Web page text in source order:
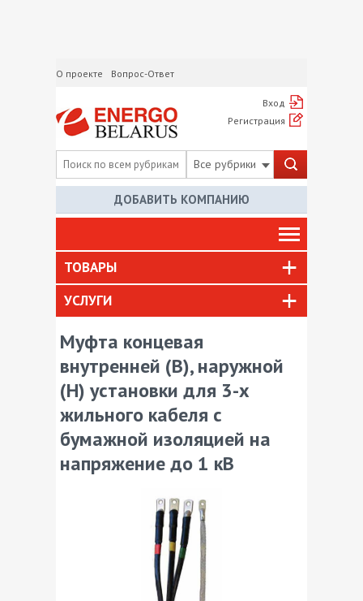
О проекте Вопрос-Ответ
Вход
Регистрация
Все рубрики
ДОБАВИТЬ КОМПАНИЮ
ТОВАРЫ
УСЛУГИ
Муфта концевая
внутренней (В), наружной
(Н) установки для 3-х
жильного кабеля с
бумажной изоляцией на
напряжение до 1 кВ